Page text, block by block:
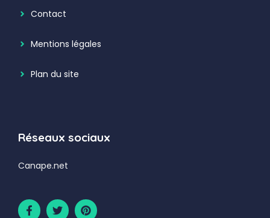
Contact
Mentions légales
Plan du site
Réseaux sociaux
Canape.net